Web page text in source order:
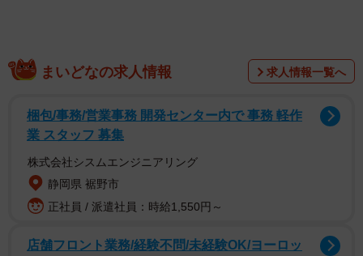
2/4
まいどなの求人情報 求人情報一覧へ
梱包/事務/営業事務 開発センター内で 事務 軽作
業 スタッフ 募集
株式会社シスムエンジニアリング
静岡県 裾野市
正社員 / 派遣社員：時給1,550円～
店舗フロント業務/経験不問/未経験OK/ヨーロッ